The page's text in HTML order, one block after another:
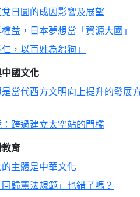
日圓的成因影響及展望
益，日本夢想當「資源大國」
仁，以百姓為芻狗」
國文化
當代西方文明向上提升的發展
跨過建立太空站的門檻
育
主體是中華文化
歸憲法規範」也錯了嗎？